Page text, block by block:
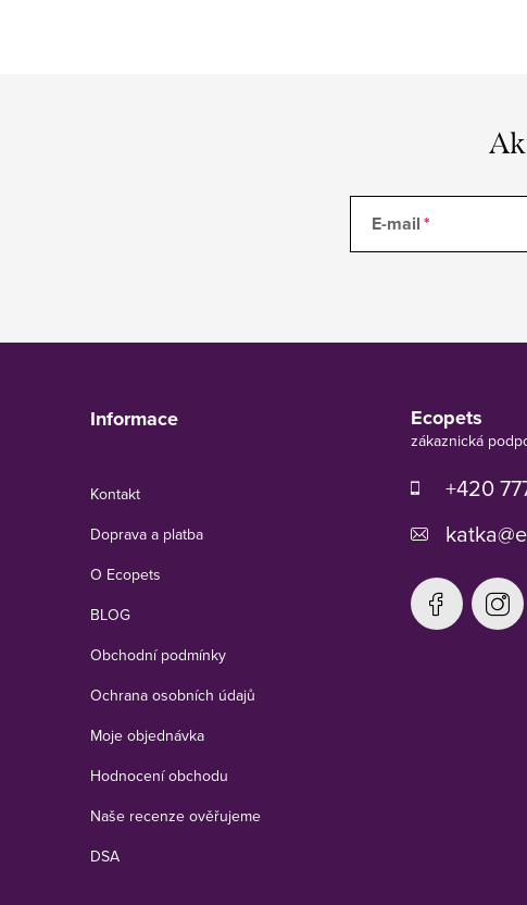
E-mail
Informace
Kontakt
Doprava a platba
O Ecopets
BLOG
Obchodní podmínky
Ochrana osobních údajů
Moje objednávka
Hodnocení obchodu
Naše recenze ověřujeme
DSA
Ecopets
+420
katka@